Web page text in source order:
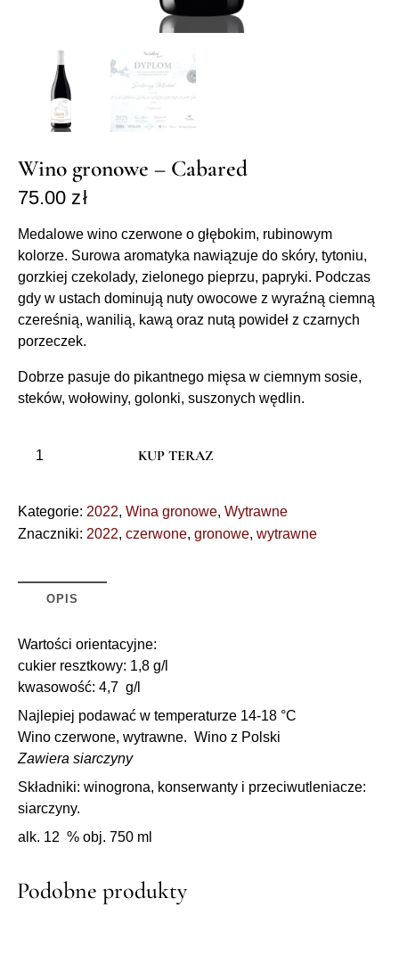
Wino gronowe – Cabared
75.00 zł
Medalowe wino czerwone o głębokim, rubinowym
kolorze. Surowa aromatyka nawiązuje do skóry, tytoniu,
gorzkiej czekolady, zielonego pieprzu, papryki. Podczas
gdy w ustach dominują nuty owocowe z wyraźną ciemną
czereśnią, wanilią, kawą oraz nutą powideł z czarnych
porzeczek.
Dobrze pasuje do pikantnego mięsa w ciemnym sosie,
steków, wołowiny, golonki, suszonych wędlin.
KUP TERAZ
Kategorie: 2022, Wina gronowe, Wytrawne
Znaczniki: 2022, czerwone, gronowe, wytrawne
OPIS
Wartości orientacyjne:
cukier resztkowy: 1,8 g/l
kwasowość: 4,7 g/l
Najlepiej podawać w temperaturze 14-18 °C
Wino czerwone, wytrawne. Wino z Polski
Zawiera siarczyny
Składniki: winogrona, konserwanty i przeciwutleniacze:
siarczyny.
alk. 12 % obj. 750 ml
Podobne produkty